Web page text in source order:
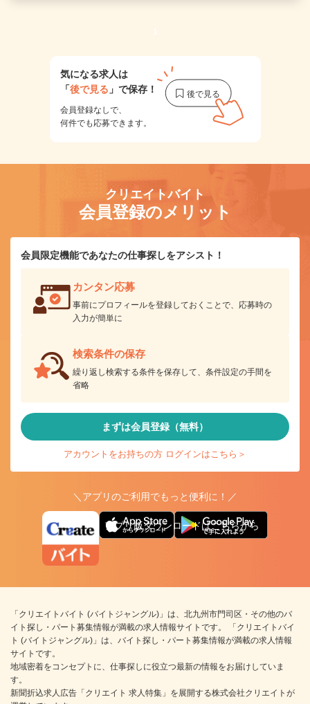
1
気になる求人は
「後で見る 」で保存！
会員登録なしで、
何件でも応募できます。
クリエイトバイト
会員登録のメリット
会員限定機能であなたの仕事探しをアシスト！
カンタン応募
事前にプロフィールを登録しておくことで、応募時の
入力が簡単に
検索条件の保存
繰り返し検索する条件を保存して、条件設定の手間を
省略
まずは会員登録（無料）
アカウントをお持ちの方 ログインはこちら＞
＼アプリのご利用でもっと便利に！／
アプリ版ダウンロードはこちらから
「クリエイトバイト (バイトジャングル)」は、北九州市門司区・その他のバ
イト探し・パート募集情報が満載の求人情報サイトです。 「クリエイトバイ
ト (バイトジャングル)」は、バイト探し・パート募集情報が満載の求人情報
サイトです。
地域密着をコンセプトに、仕事探しに役立つ最新の情報をお届けしていま
す。
新聞折込求人広告「クリエイト 求人特集」を展開する株式会社クリエイトが